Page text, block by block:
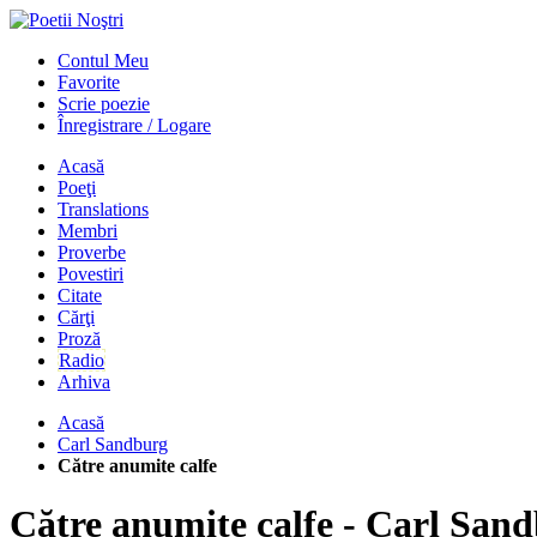
Contul Meu
Favorite
Scrie poezie
Înregistrare / Logare
Acasă
Poeţi
Translations
Membri
Proverbe
Povestiri
Citate
Cărţi
Proză
Radio
Arhiva
Acasă
Carl Sandburg
Către anumite calfe
Către anumite calfe - Carl